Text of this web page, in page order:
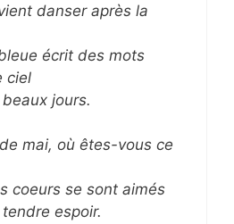
danser après la
écrit des mots
ciel
jours.
mai, où êtes-vous ce
coeurs se sont aimés
espoir.